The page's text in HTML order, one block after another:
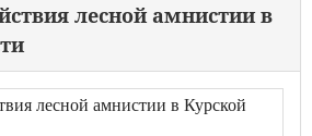
лесной амнистии в